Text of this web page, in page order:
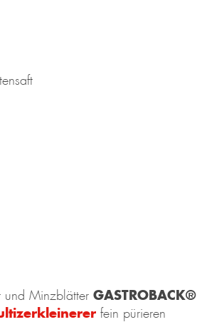
und Minzblätter GASTROBACK®
fein pürieren